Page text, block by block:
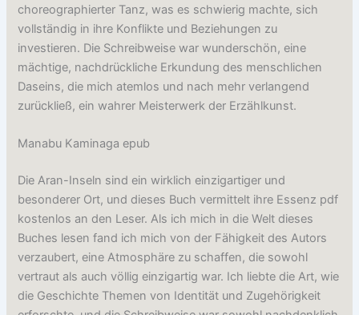
choreographierter Tanz, was es schwierig machte, sich
vollständig in ihre Konflikte und Beziehungen zu
investieren. Die Schreibweise war wunderschön, eine
mächtige, nachdrückliche Erkundung des menschlichen
Daseins, die mich atemlos und nach mehr verlangend
zurückließ, ein wahrer Meisterwerk der Erzählkunst.
Manabu Kaminaga epub
Die Aran-Inseln sind ein wirklich einzigartiger und
besonderer Ort, und dieses Buch vermittelt ihre Essenz pdf
kostenlos an den Leser. Als ich mich in die Welt dieses
Buches lesen fand ich mich von der Fähigkeit des Autors
verzaubert, eine Atmosphäre zu schaffen, die sowohl
vertraut als auch völlig einzigartig war. Ich liebte die Art, wie
die Geschichte Themen von Identität und Zugehörigkeit